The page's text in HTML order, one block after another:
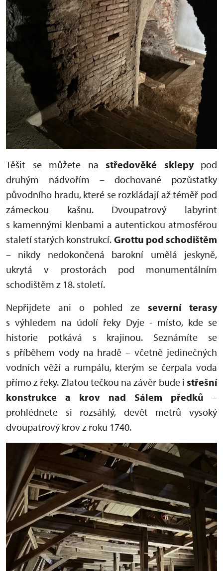
Těšit se můžete na středověké sklepypod
druhým nádvořím – dochované pozůstatky
původního hradu, které se rozkládají až téměř pod
zámeckou kašnu. Dvoupatrový labyrint
s kamennými klenbami a autentickou atmosférou
staletí starých konstrukcí. Grottu pod schodištěm
– nikdy nedokončená barokní umělá jeskyně,
ukrytá v prostorách pod monumentálním
schodištěm z 18. století.
Nepřijdete ani o pohled ze severní terasy
s výhledem na údolí řeky Dyje - místo, kde se
historie potkává s krajinou. Seznámíte se
s příběhem vody na hradě – včetně jedinečných
vodních věží a rumpálu, kterým se čerpala voda
přímo z řeky. Zlatou tečkou na závěr bude i střešní
konstrukce a krov nad Sálem předků –
prohlédnete si rozsáhlý, devět metrů vysoký
dvoupatrový krov z roku 1740.